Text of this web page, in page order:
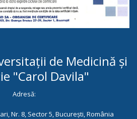
de Medicină și
"Carol Davila"
Adresă:
Nr. 8, Sector 5, București, România